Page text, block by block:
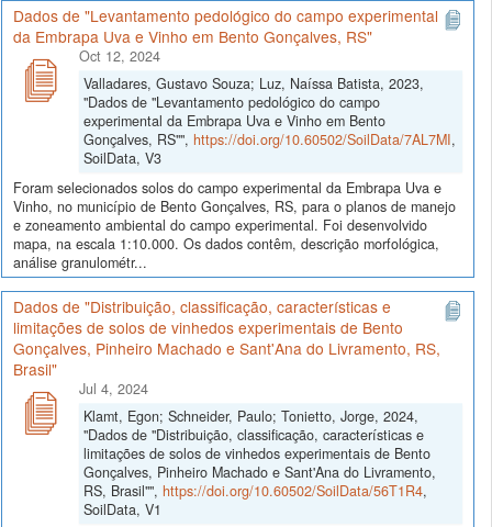
Dados de "Levantamento pedológico do campo experimental
da Embrapa Uva e Vinho em Bento Gonçalves, RS"
Oct 12, 2024
Valladares, Gustavo Souza; Luz, Naíssa Batista, 2023,
"Dados de "Levantamento pedológico do campo
experimental da Embrapa Uva e Vinho em Bento
Gonçalves, RS"", https://doi.org/10.60502/SoilData/7AL7MI,
SoilData, V3
Foram selecionados solos do campo experimental da Embrapa Uva e
Vinho, no município de Bento Gonçalves, RS, para o planos de manejo
e zoneamento ambiental do campo experimental. Foi desenvolvido
mapa, na escala 1:10.000. Os dados contêm, descrição morfológica,
análise granulométr...
Dados de "Distribuição, classificação, características e
limitações de solos de vinhedos experimentais de Bento
Gonçalves, Pinheiro Machado e Sant'Ana do Livramento, RS,
Brasil"
Jul 4, 2024
Klamt, Egon; Schneider, Paulo; Tonietto, Jorge, 2024,
"Dados de "Distribuição, classificação, características e
limitações de solos de vinhedos experimentais de Bento
Gonçalves, Pinheiro Machado e Sant'Ana do Livramento,
RS, Brasil"", https://doi.org/10.60502/SoilData/56T1R4,
SoilData, V1